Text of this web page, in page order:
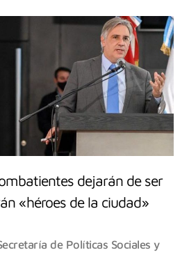
dejarán de ser
«héroes de la ciudad»
de Políticas Sociales y